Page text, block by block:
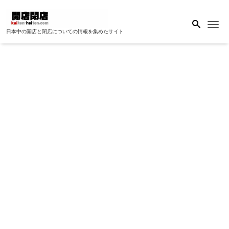
日本中の開店と閉店についての情報を集めたサイト